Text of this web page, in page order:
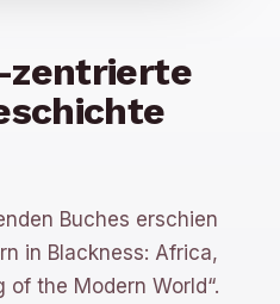
Buches erschien
in Blackness: Africa,
the Modern World“.